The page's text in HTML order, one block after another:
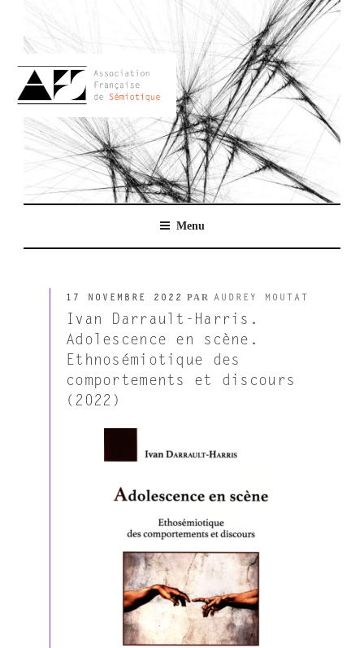
contenu
AFSEMIO.FR
Menu
PUBLIÉ
LE
17 NOVEMBRE 2022 PAR AUDREY MOUTAT
Ivan Darrault-Harris.
Adolescence en scène.
Ethnosémiotique des
comportements et discours
(2022)